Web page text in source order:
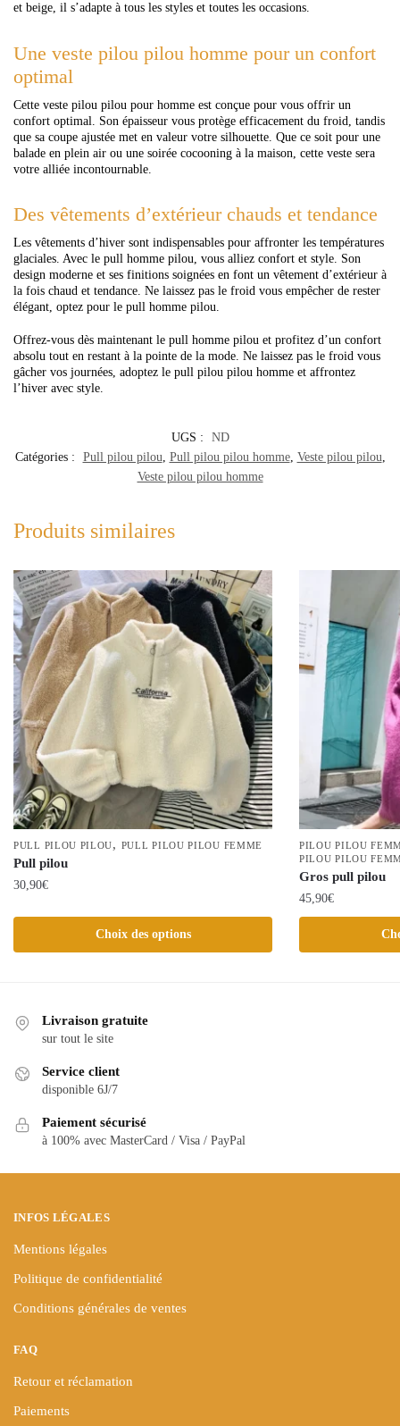
et beige, il s’adapte à tous les styles et toutes les occasions.
Une veste pilou pilou homme pour un confort
optimal
Cette veste pilou pilou pour homme est conçue pour vous offrir un
confort optimal. Son épaisseur vous protège efficacement du froid, tandis
que sa coupe ajustée met en valeur votre silhouette. Que ce soit pour une
balade en plein air ou une soirée cocooning à la maison, cette veste sera
votre alliée incontournable.
Des vêtements d’extérieur chauds et tendance
Les vêtements d’hiver sont indispensables pour affronter les températures
glaciales. Avec le pull homme pilou, vous alliez confort et style. Son
design moderne et ses finitions soignées en font un vêtement d’extérieur à
la fois chaud et tendance. Ne laissez pas le froid vous empêcher de rester
élégant, optez pour le pull homme pilou.
Offrez-vous dès maintenant le pull homme pilou et profitez d’un confort
absolu tout en restant à la pointe de la mode. Ne laissez pas le froid vous
gâcher vos journées, adoptez le pull pilou pilou homme et affrontez
l’hiver avec style.
UGS :
ND
Catégories :
Pull pilou pilou Pull pilou pilou homme, Veste pilou pilou
Veste pilou pilou homme
Produits similaires
PULL PILOU PILOU, PULL PILOU PILOU FEMME
Pull pilou
30,90€
Choix des options
Ce
Les
options
peuvent
sur
page
produit
PILOU PILOU
PILOU PILOU
Gros pull pilou
45,90€
produit
Livraison gratuite
sur tout le site
Service client
disponible 6J/7
Paiement sécurisé
à 100% avec MasterCard / Visa / PayPal
INFOS LÉGALES
Mentions légales
Politique de confidentialité
Conditions générales de ventes
FAQ
Retour et réclamation
Paiements